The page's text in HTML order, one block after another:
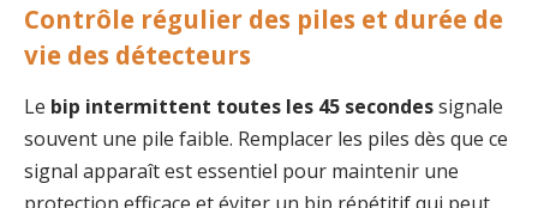
Contrôle régulier des piles et durée de
vie des détecteurs
Le bip intermittent toutes les 45 secondessignale
souvent une pile faible. Remplacer les piles dès que ce
signal apparaît est essentiel pour maintenir une